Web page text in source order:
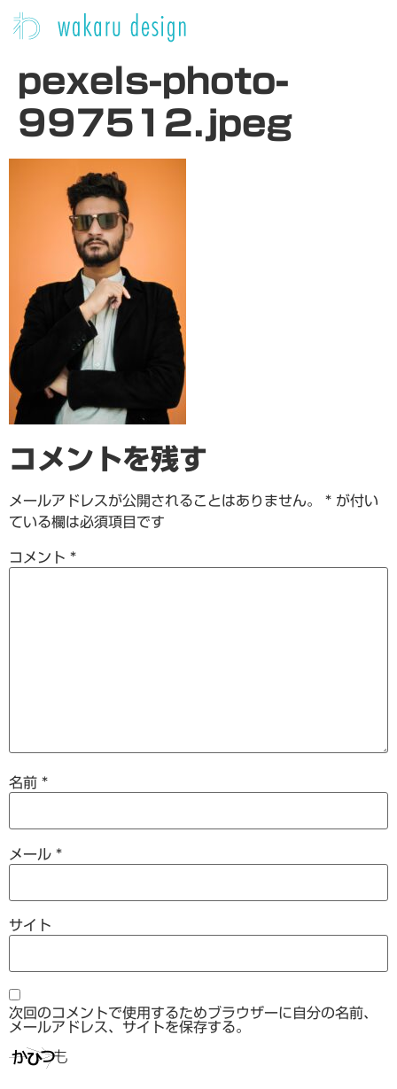
pexels-photo-
997512.jpeg
コメントを残す
メールアドレスが公開されることはありません。 * が付い
ている欄は必須項目です
コメント *
名前 *
メール *
サイト
次回のコメントで使用するためブラウザーに自分の名前、
メールアドレス、サイトを保存する。